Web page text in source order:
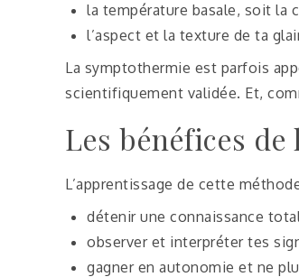
la température basale, soit la
l’aspect et la texture de ta
La symptothermie est parfois
scientifiquement validée. Et,
Les bénéfices
L’apprentissage de cette
détenir une connaissance
observer et interpréter tes
gagner en autonomie et ne